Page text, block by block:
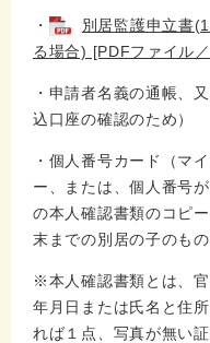
・
別居監護申立書
る場合) [PDFファイル
・申請者名義の通帳、
込口座の確認のため）
・個人番号カード（マ
ー、または、個人番号
の本人確認書類のコピ
末までの別居の子のもの
※本人確認書類とは、
年月日または氏名と住
れば１点、写真が無い